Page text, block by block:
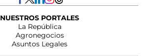
NUESTROS PORTALES
La República
Agronegocios
Asuntos Legales